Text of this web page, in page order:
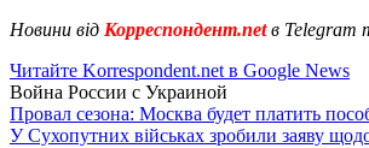
Новини від Корреспондент.netв Telegram
Читайте Korrespondent.net в Google News
Война России с Украиной
Провал сезона: Москва будет платить
У Сухопутних військах зробили заяву щодо